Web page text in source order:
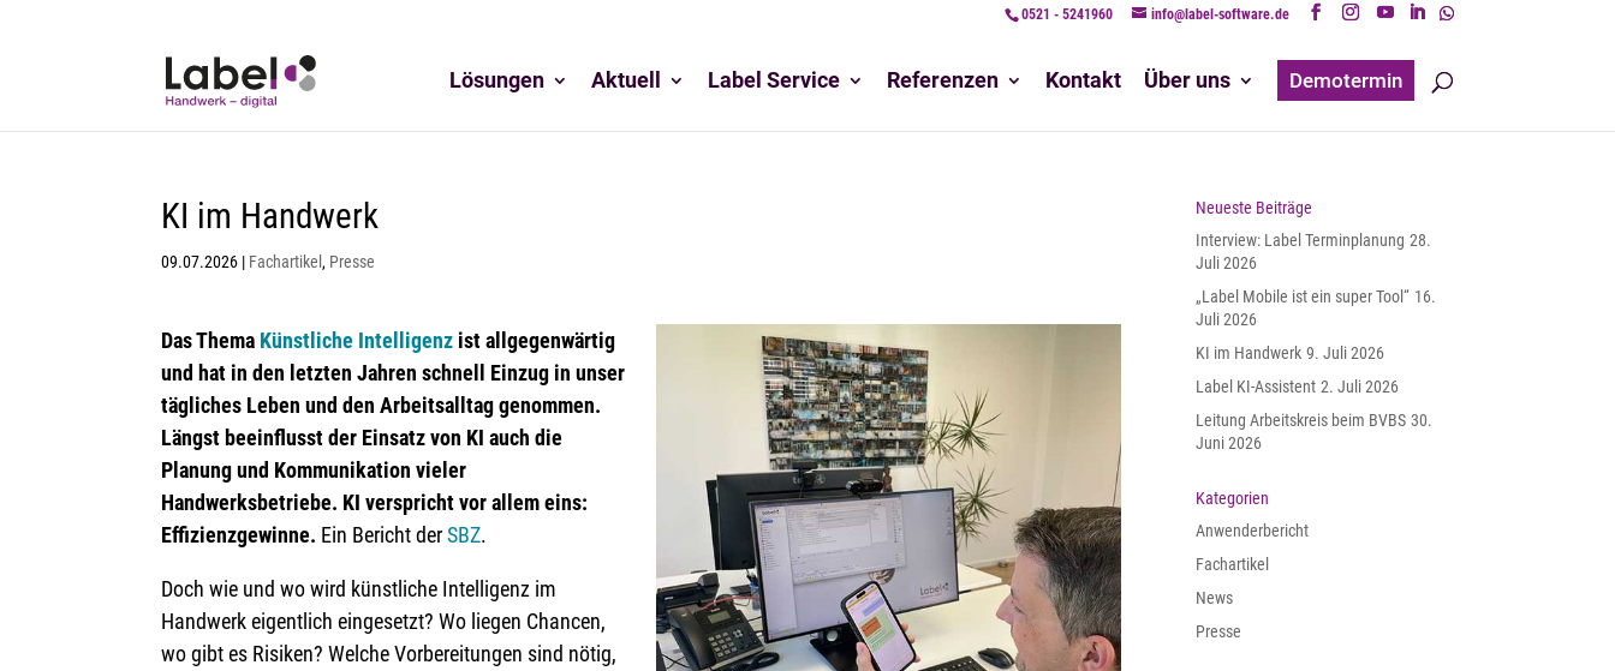
0521 - 5241960 info@label-software.de
Lösungen Aktuell Label Service Referenzen Kontakt Über uns Demotermin
KI im Handwerk
09.07.2026 | Fachartikel , Presse
Das Thema Künstliche Intelligenz ist allgegenwärtig
und hat in den letzten Jahren schnell Einzug in unser
tägliches Leben und den Arbeitsalltag genommen.
Längst beeinflusst der Einsatz von KI auch die
Planung und Kommunikation vieler
Handwerksbetriebe. KI verspricht vor allem eins:
Effizienzgewinne. Ein Bericht derSBZ.
Doch wie und wo wird künstliche Intelligenz im
Handwerk eigentlich eingesetzt? Wo liegen Chancen,
wo gibt es Risiken? Welche Vorbereitungen sind nötig,
Neueste Beiträge
Interview: Label Terminplanung 28.
Juli 2026
„Label Mobile ist ein super Tool“ 16.
Juli 2026
KI im Handwerk 9. Juli 2026
Label KI-Assistent 2. Juli 2026
Leitung Arbeitskreis beim BVBS 30.
Juni 2026
Kategorien
Anwenderbericht
Fachartikel
News
Presse